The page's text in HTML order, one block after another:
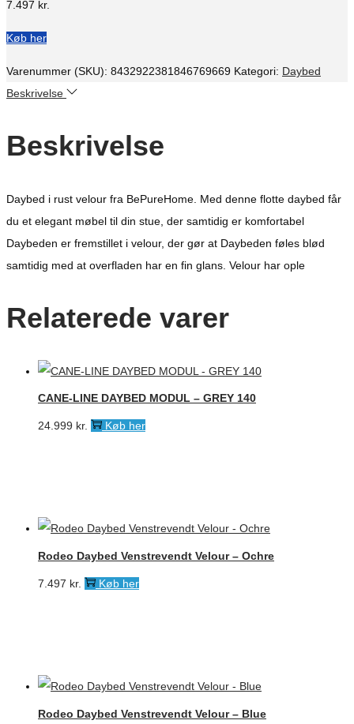
7.497 kr.
Køb her
Varenummer (SKU): 8432922381846769669 Kategori: Daybed
Beskrivelse
Beskrivelse
Daybed i rust velour fra BePureHome. Med denne flotte daybed får
du et elegant møbel til din stue, der samtidig er komfortabel
Daybeden er fremstillet i velour, der gør at Daybeden føles blød
samtidig med at overfladen har en fin glans. Velour har ople
Relaterede varer
CANE-LINE DAYBED MODUL – GREY 140
24.999 kr. Køb her
Rodeo Daybed Venstrevendt Velour – Ochre
7.497 kr. Køb her
Rodeo Daybed Venstrevendt Velour – Blue